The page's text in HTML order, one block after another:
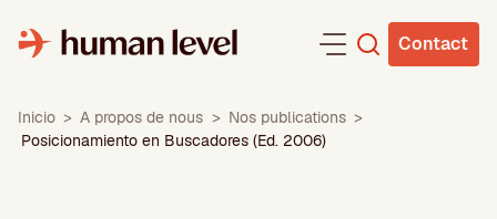
au
contenu
Contact
Inicio > A propos de nous > Nos publications >
Posicionamiento en Buscadores (Ed. 2006)